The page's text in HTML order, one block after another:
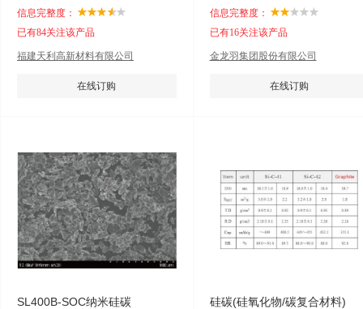
信息完整度：
已有84关注该产品
福建天利高新材料有限公司
在线订购
信息完整度：
已有16关注该产品
金龙羽集团股份有限公司
在线订购
SL400B-SOC纳米硅碳 硅碳(硅氧化物/碳复合材料)